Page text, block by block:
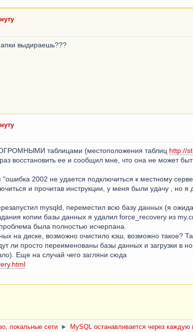
выдираешь???
таблицами (местоположения таблиц http://
восстановить ее и сообщил мне, что она не может
2002 не удается подключиться к местному
и прочитав инструкции, у меня были удачу , но
mysqld, переместил всю базу данных (я
копии базы данных я удалил force_recovery из
была полностью исчерпана.
на диске, возможно очистило кэш, возможно такое?
ли просто переименованы базы данных и загрузки в
Еще на случай чего загляни сюда
локальные сети ► MySQL останавливается через каждую